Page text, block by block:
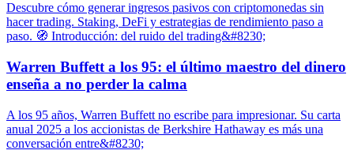
Descubre cómo generar ingresos pasivos con criptomonedas sin
hacer trading. Staking, DeFi y estrategias de rendimiento paso a
paso. 🧭 Introducción: del ruido del trading&#8230;
Warren Buffett a los 95: el último maestro del dinero
enseña a no perder la calma
A los 95 años, Warren Buffett no escribe para impresionar. Su carta
anual 2025 a los accionistas de Berkshire Hathaway es más una
conversación entre&#8230;